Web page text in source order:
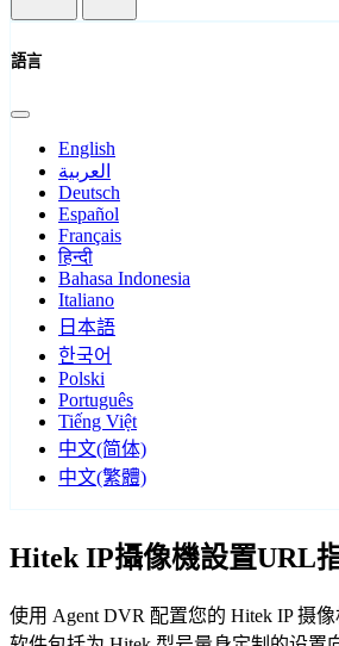
語言
English
العربية
Deutsch
Español
Français
हिन्दी
Bahasa Indonesia
Italiano
日本語
한국어
Polski
Português
Tiếng Việt
中文(简体)
中文(繁體)
Hitek IP攝像機設置URL
使用 Agent DVR 配置您的 Hitek IP 摄